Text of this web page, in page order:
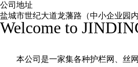
公司地址
盐城市世纪大道龙藩路（中小企业园内
Welcome to
本公司是一家集各种护栏网、丝网